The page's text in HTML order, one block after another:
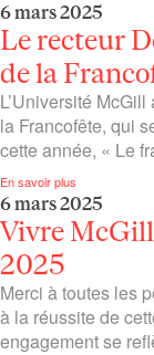
6 mars 2025
Le recteur
de la
L’Université
la Francofête, qui
cette année, « Le
En savoir plus
6 mars 2025
Vivre
2025
Merci à toutes les
à la réussite de
engagement se